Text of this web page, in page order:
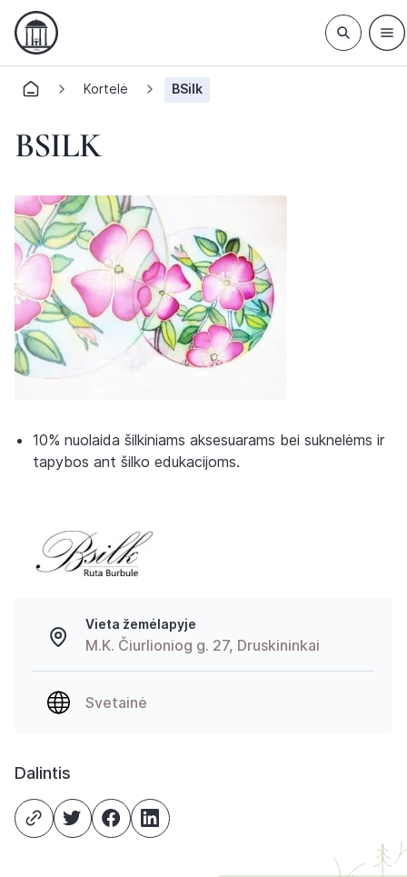
Kortelė BSilk
BSILK
10% nuolaida šilkiniams aksesuarams bei suknelėms ir
tapybos ant šilko edukacijoms.
Vieta žemėlapyje
M.K. Čiurlioniog g. 27, Druskininkai
Svetainė
Dalintis